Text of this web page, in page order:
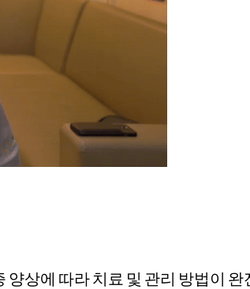
상에 따라 치료 및 관리 방법이